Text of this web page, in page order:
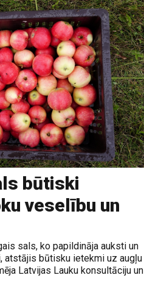
būtiski
veselību un
sals, ko papildināja auksti un
atstājis būtisku ietekmi uz augļu
Latvijas Lauku konsultāciju un